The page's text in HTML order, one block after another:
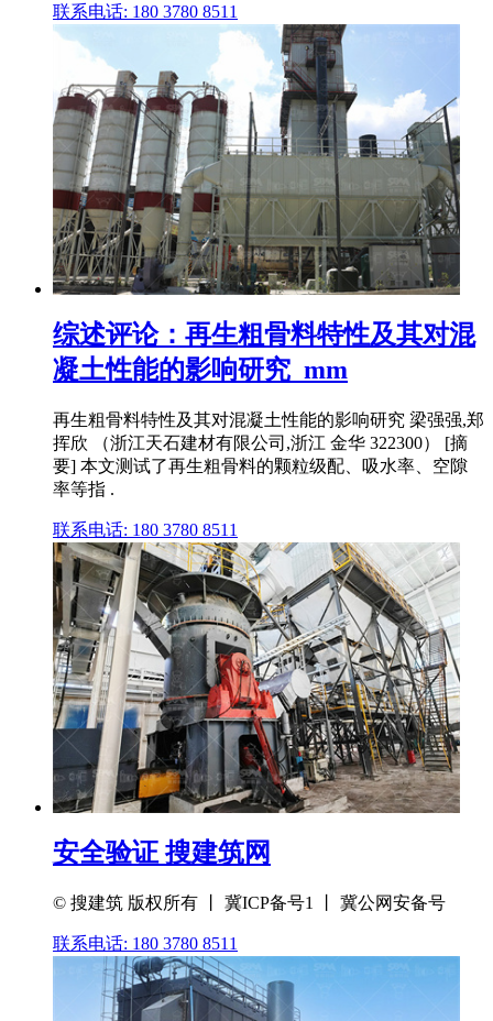
联系电话: 180 3780 8511
综述评论：再生粗骨料特性及其对混
凝土性能的影响研究_mm
再生粗骨料特性及其对混凝土性能的影响研究 梁强强,郑
挥欣 （浙江天石建材有限公司,浙江 金华 322300） [摘
要] 本文测试了再生粗骨料的颗粒级配、吸水率、空隙
率等指 .
联系电话: 180 3780 8511
安全验证 搜建筑网
© 搜建筑 版权所有 丨 冀ICP备号1 丨 冀公网安备号
联系电话: 180 3780 8511